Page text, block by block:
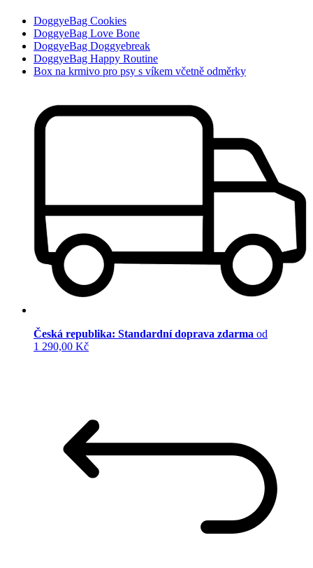
DoggyeBag Cookies
DoggyeBag Love Bone
DoggyeBag Doggyebreak
DoggyeBag Happy Routine
Box na krmivo pro psy s víkem včetně odměrky
Česká republika: Standardní doprava zdarma od
1 290,00 Kč